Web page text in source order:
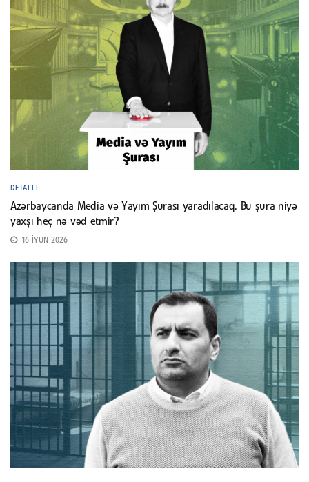
DETALLI
Azərbaycanda Media və Yayım Şurası yaradılacaq. Bu şura niyə
yaxşı heç nə vəd etmir?
16 İYUN 2026